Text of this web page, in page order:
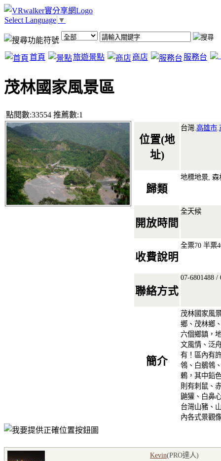
Select Language ▼
首頁 旅遊景點 商店 服務台
茂林國家風景區
點閱數:33554 推薦數:1
位置(地
址)
台灣. 高雄市
歸類
地標地景,
開放時間
全天候
收費說明
全票70 半票
聯絡方式
07-6801488 /
簡介
茂林國家風
鄉、茂林鄉
六個鄉鎮，
文風情、泛
有！區內有
鴒、白鶺鴒
鶇，其中鉛
則有刺鼠、
鼬獾、白鼻
台灣山豬、
內各式景觀
Kevin(PRO達人)